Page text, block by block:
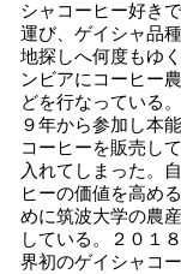
シャコーヒー好き
運び、ゲイシャ品
地探しへ何度もゆ
ンビアにコーヒー
どを行なっている
９年から参加し本
コーヒーを販売し
入れてしまった。
ヒーの価値を高め
めに筑波大学の農
している。２０１
界初のゲイシャコ